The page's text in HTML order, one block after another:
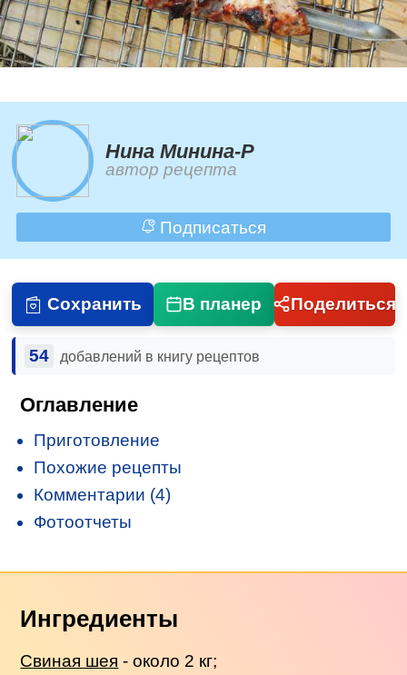
Нина Минина-Р
автор рецепта
Подписаться
Сохранить В планер Поделиться
54 добавлений в книгу рецептов
Оглавление
Приготовление
Похожие рецепты
Комментарии (4)
Фотоотчеты
Ингредиенты
Свиная шея - около 2 кг;